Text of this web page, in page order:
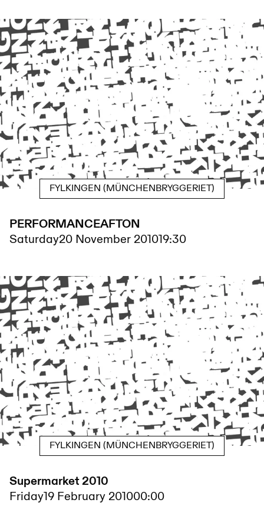
FYLKINGEN (MÜNCHENBRYGGERIET)
PERFORMANCEAFTON
Saturday20 November 201019:30
FYLKINGEN (MÜNCHENBRYGGERIET)
Supermarket 2010
Friday19 February 201000:00